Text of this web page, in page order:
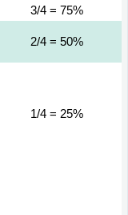
3/4 = 75%
2/4 = 50%
1/4 = 25%